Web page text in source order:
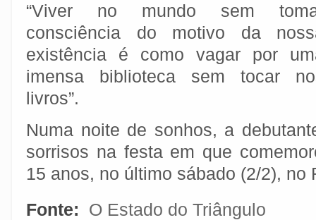
“Viver no mundo sem
consciência do motivo da
existência é como vagar por
imensa biblioteca sem tocar
livros”.
Numa noite de sonhos, a
sorrisos na festa em que
15 anos, no último sábado (2/2),
Fonte:
O Estado do Triângulo